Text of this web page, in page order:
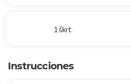
1 škrt
Instrucciones